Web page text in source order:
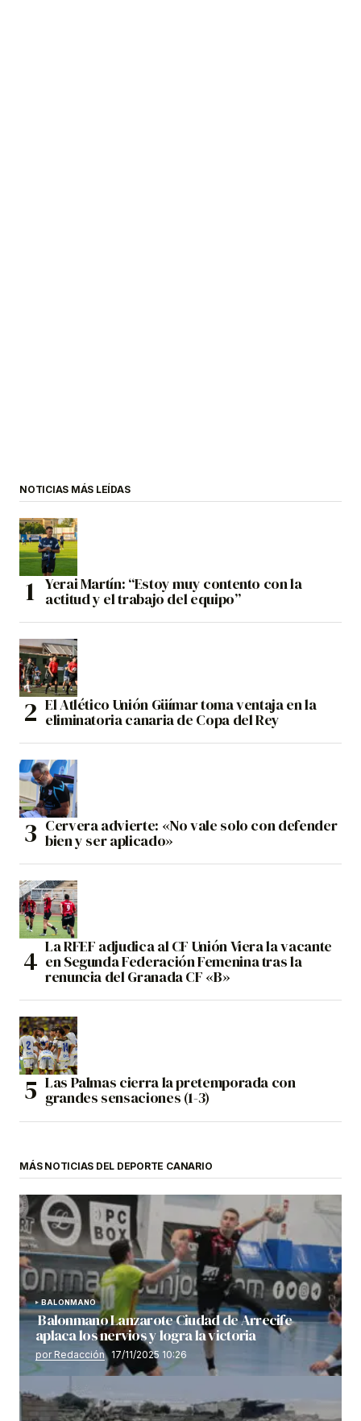
NOTICIAS MÁS LEÍDAS
Yerai Martín: “Estoy muy contento con la
actitud y el trabajo del equipo”
El Atlético Unión Güímar toma ventaja en la
eliminatoria canaria de Copa del Rey
Cervera advierte: «No vale solo con defender
bien y ser aplicado»
La RFEF adjudica al CF Unión Viera la vacante
en Segunda Federación Femenina tras la
renuncia del Granada CF «B»
Las Palmas cierra la pretemporada con
grandes sensaciones (1-3)
MÁS NOTICIAS DEL DEPORTE CANARIO
BALONMANO
Balonmano Lanzarote Ciudad de Arrecife
aplaca los nervios y logra la victoria
por Redacción 17/11/2025 10:26